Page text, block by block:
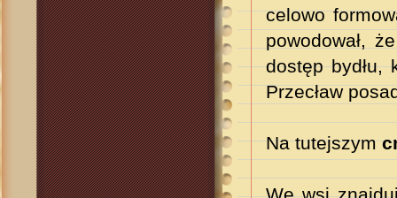
celowo
powodował,
dostęp bydłu,
Przecław
Na tutejszym